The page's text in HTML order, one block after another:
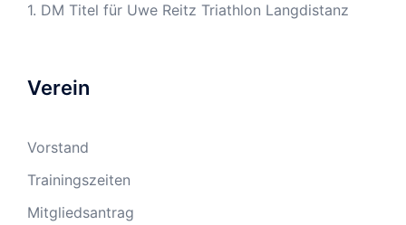
1. DM Titel für Uwe Reitz Triathlon Langdistanz
Verein
Vorstand
Trainingszeiten
Mitgliedsantrag